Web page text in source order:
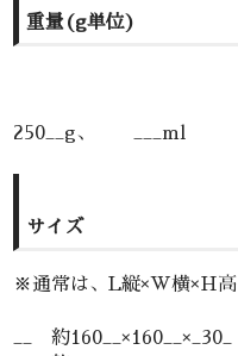
重量(g単位)
250__g、 ___ml
サイズ
※通常は、L縦×W横×H
__ 約160__×160__×_30_